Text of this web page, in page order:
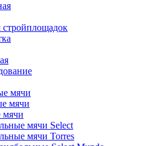
стройплощадок
мячи
мячи
мячи
мячи Select
мячи Torres